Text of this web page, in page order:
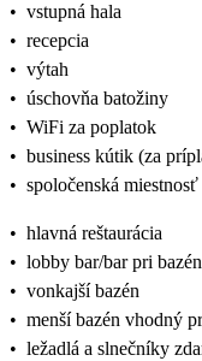
• vstupná hala
• recepcia
• výtah
• úschovňa batožiny
• WiFi za poplatok
• business kútik (za
• spoločenská miestnosť
• hlavná reštaurácia
• lobby bar/bar pri
• vonkajší bazén
• menší bazén vhodný
• ležadlá a slnečníky